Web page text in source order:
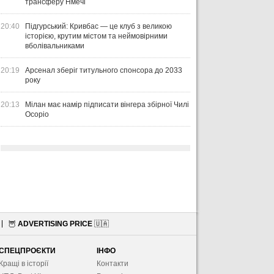
трансферу Нмечі
20:40
Підгурський: Кривбас — це клуб з великою
історією, крутим містом та неймовірними
вболівальниками
20:19
Арсенал зберіг титульного спонсора до 2033
року
20:13
Мілан має намір підписати вінгера збірної Чилі
Осоріо
🦉 ADVERTISING PRICE 🇺🇦
в історії
ІНФО
Контакти